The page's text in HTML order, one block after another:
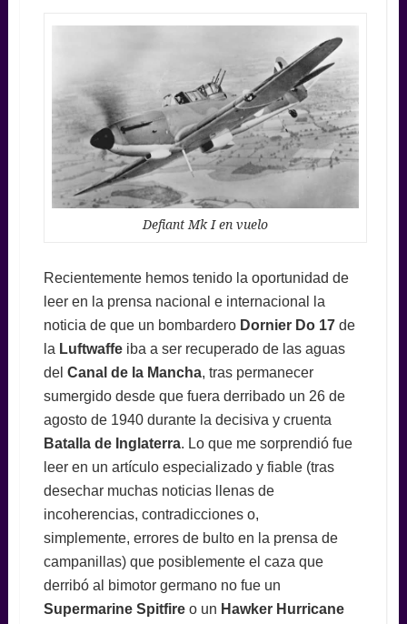
Defiant Mk I en vuelo
Recientemente hemos tenido la oportunidad de
leer en la prensa nacional e internacional la
noticia de que un bombardero Dornier Do 17de
la Luftwaffeiba a ser recuperado de las aguas
del Canal de la Mancha, tras permanecer
sumergido desde que fuera derribado un 26 de
agosto de 1940 durante la decisiva y cruenta
Batalla de Inglaterra. Lo que me sorprendió fue
leer en un artículo especializado y fiable (tras
desechar muchas noticias llenas de
incoherencias, contradicciones o,
simplemente, errores de bulto en la prensa de
campanillas) que posiblemente el caza que
derribó al bimotor germano no fue un
Supermarine Spitfireo un Hawker Hurricane